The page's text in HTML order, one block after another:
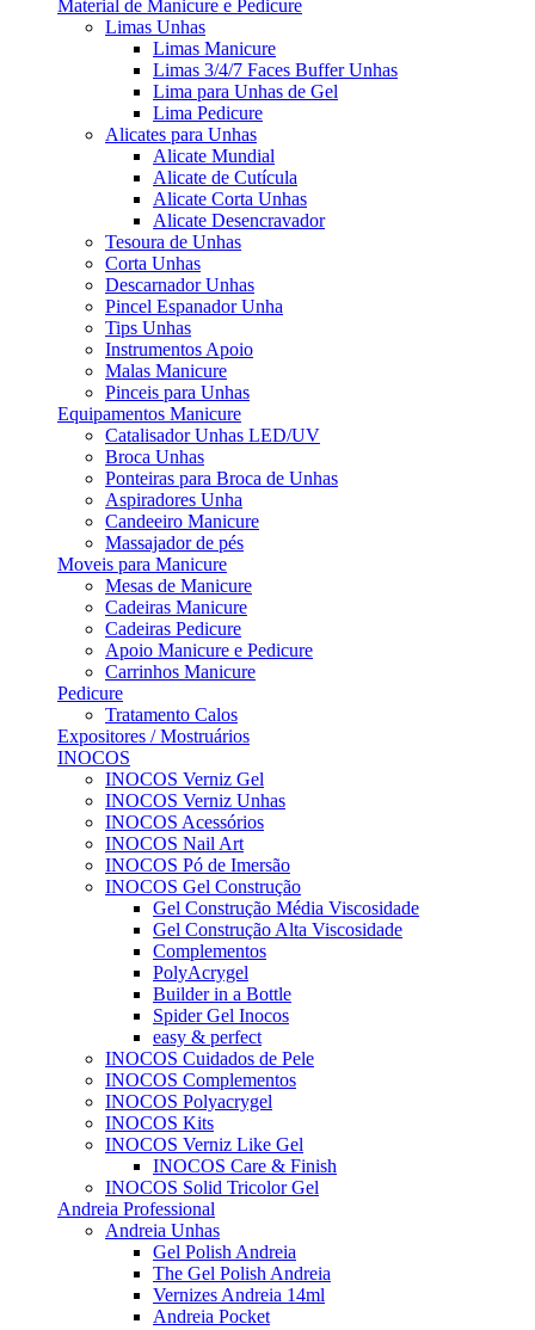
Material de Manicure e Pedicure
Limas Unhas
Limas Manicure
Limas 3/4/7 Faces Buffer Unhas
Lima para Unhas de Gel
Lima Pedicure
Alicates para Unhas
Alicate Mundial
Alicate de Cutícula
Alicate Corta Unhas
Alicate Desencravador
Tesoura de Unhas
Corta Unhas
Descarnador Unhas
Pincel Espanador Unha
Tips Unhas
Instrumentos Apoio
Malas Manicure
Pinceis para Unhas
Equipamentos Manicure
Catalisador Unhas LED/UV
Broca Unhas
Ponteiras para Broca de Unhas
Aspiradores Unha
Candeeiro Manicure
Massajador de pés
Moveis para Manicure
Mesas de Manicure
Cadeiras Manicure
Cadeiras Pedicure
Apoio Manicure e Pedicure
Carrinhos Manicure
Pedicure
Tratamento Calos
Expositores / Mostruários
INOCOS
INOCOS Verniz Gel
INOCOS Verniz Unhas
INOCOS Acessórios
INOCOS Nail Art
INOCOS Pó de Imersão
INOCOS Gel Construção
Gel Construção Média Viscosidade
Gel Construção Alta Viscosidade
Complementos
PolyAcrygel
Builder in a Bottle
Spider Gel Inocos
easy & perfect
INOCOS Cuidados de Pele
INOCOS Complementos
INOCOS Polyacrygel
INOCOS Kits
INOCOS Verniz Like Gel
INOCOS Care & Finish
INOCOS Solid Tricolor Gel
Andreia Professional
Andreia Unhas
Gel Polish Andreia
The Gel Polish Andreia
Vernizes Andreia 14ml
Andreia Pocket